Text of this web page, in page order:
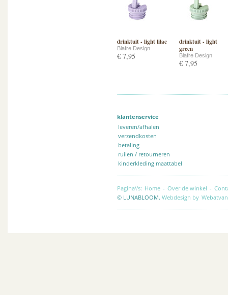
drinktuit - light lilac
Blafre Design
€ 7,95
drinktuit - light
green
Blafre Design
€ 7,95
klantenservice
leveren/afhalen
verzendkosten
betaling
ruilen / retourneren
kinderkleding maattabel
Pagina\'s: Home - Over de winkel -
© LUNABLOOM. Webdesign by